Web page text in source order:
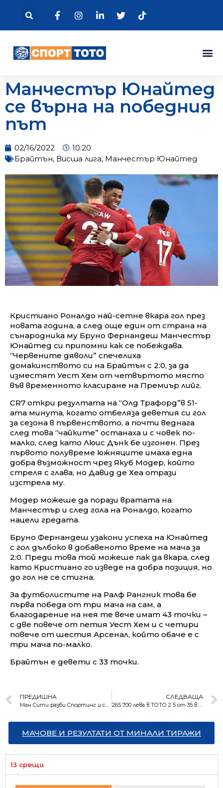
Манчестър Юнайтед
се върна на победния
път
02/16/2022
10:20
Брайтън, Висша лига, Манчестър Юнайтед
Кристиано Роналдо най-сетне вкара гол през
новата година, а след още един от страна на
сънародника му Бруно Фернандеш Манчестър
Юнайтед си припомни как се побеждава.
“Червените дяволи” спечелиха
домакинството си на Брайтън с 2:0, за да
изместят Уест Хем от четвъртото място
във временното класиране на Премиър лийг.
CR7 откри резултата на “Олд Трафорд”в 51-
ата минута, когато отбеляза деветия си гол
за сезона в първенството, а почти веднага
след това “чайките” останаха и с човек по-
малко, след като Люис Дънк бе изгонен. През
първото полувреме южняците имаха една
добра възможност чрез Якуб Модер, който
стреля с глава, но Давид де Хеа отрази
изстрела му.
Модер можеше да порази вратата на
Манчестър и след гола на Роналдо, когато
нацели гредата.
Бруно Фернандеш узакони успеха на Юнайтед
с гол дълбоко в добавеното време на мача за
2:0. Преди това той можеше пак да вкара, след
като Кристиано го изведе на добра позиция, но
до гол не се стигна.
За футболистите на Ралф Рангник това бе
първа победа от три мача на сам, а
благодарение на нея те вече имат 43 точки –
с две повече от петия Уест Хем и с четири
повече от шестия Арсенал, който обаче е с
три мача по-малко.
Брайтън е девети с 33 точки.
ПРЕДИШНА
Ман Сити разби Спортинг и си осигури място на четвъртфиналите
СЛЕДВАЩА
265 700 лева в ТОТО 2 5 от 35 в тираж 26 на Спорт тото
МАЧОВЕ И РЕЗУЛТАТИ ОТ МИНАЛИ ТИРАЖИ
13 срещи